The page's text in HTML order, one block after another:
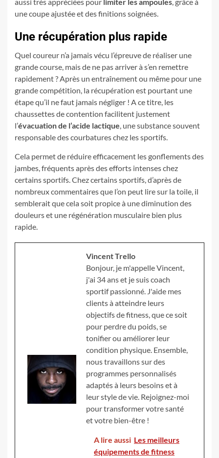
une coupe ajustée et des finitions soignées.
Une récupération plus rapide
Quel coureur n’a jamais vécu l’épreuve de réaliser une
grande course, mais de ne pas arriver à s’en remettre
rapidement ? Après un entraînement ou même pour une
grande compétition, la récupération est pourtant une
étape qu’il ne faut jamais négliger ! A ce titre, les
chaussettes de contention facilitent justement
l’évacuation de l’acide lactique, une substance souvent
responsable des courbatures chez les sportifs.
Cela permet de réduire efficacement les gonflements des
jambes, fréquents après des efforts intenses chez
certains sportifs. Chez certains sportifs, d’après de
nombreux commentaires que l’on peut lire sur la toile, il
semblerait que cela soit propice à une diminution des
douleurs et une régénération musculaire bien plus
rapide.
Vincent Trello
Bonjour, je m'appelle Vincent,
j'ai 34 ans et je suis coach
sportif passionné. J'aide mes
clients à atteindre leurs
objectifs de fitness, que ce soit
pour perdre du poids, se
tonifier ou améliorer leur
condition physique. Ensemble,
nous travaillons sur des
programmes personnalisés
adaptés à leurs besoins et à
leur style de vie. Rejoignez-moi
pour transformer votre santé
et votre bien-être !
A lire aussi Les meilleurs
équipements de fitness